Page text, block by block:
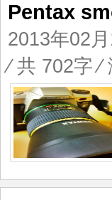
Pentax
2013年02月
⁄ 共 702字